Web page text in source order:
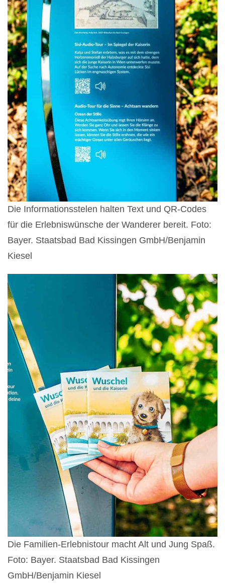
Die Informationsstelen halten Text und QR-Codes
für die Erlebniswünsche der Wanderer bereit. Foto:
Bayer. Staatsbad Bad Kissingen GmbH/Benjamin
Kiesel
Die Familien-Erlebnistour macht Alt und Jung Spaß.
Foto: Bayer. Staatsbad Bad Kissingen
GmbH/Benjamin Kiesel